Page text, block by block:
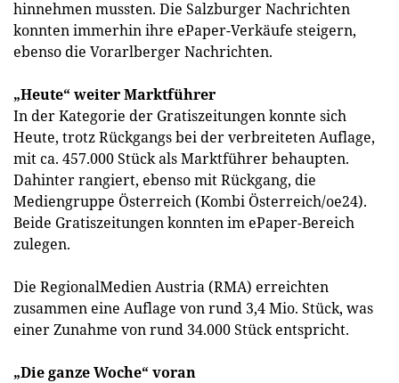
hinnehmen mussten. Die Salzburger Nachrichten
konnten immerhin ihre ePaper-Verkäufe steigern,
ebenso die Vorarlberger Nachrichten.
„Heute“ weiter Marktführer
In der Kategorie der Gratiszeitungen konnte sich
Heute, trotz Rückgangs bei der verbreiteten Auflage,
mit ca. 457.000 Stück als Marktführer behaupten.
Dahinter rangiert, ebenso mit Rückgang, die
Mediengruppe Österreich (Kombi Österreich/oe24).
Beide Gratiszeitungen konnten im ePaper-Bereich
zulegen.
Die RegionalMedien Austria (RMA) erreichten
zusammen eine Auflage von rund 3,4 Mio. Stück, was
einer Zunahme von rund 34.000 Stück entspricht.
„Die ganze Woche“ voran